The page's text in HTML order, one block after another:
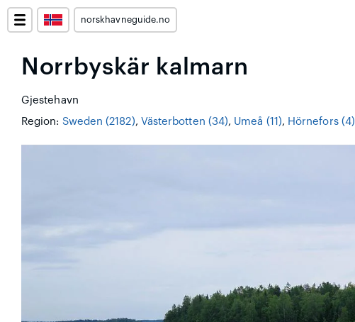
norskhavneguide.no
Norrbyskär kalmarn
Gjestehavn
Region: Sweden (2182), Västerbotten (34), Umeå (11), Hörnefors (4)